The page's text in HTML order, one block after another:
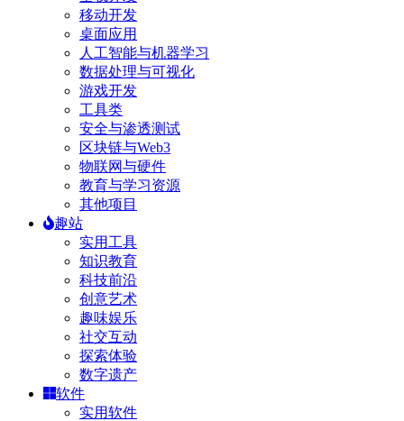
移动开发
桌面应用
人工智能与机器学习
数据处理与可视化
游戏开发
工具类
安全与渗透测试
区块链与Web3
物联网与硬件
教育与学习资源
其他项目
趣站
实用工具
知识教育
科技前沿
创意艺术
趣味娱乐
社交互动
探索体验
数字遗产
软件
实用软件